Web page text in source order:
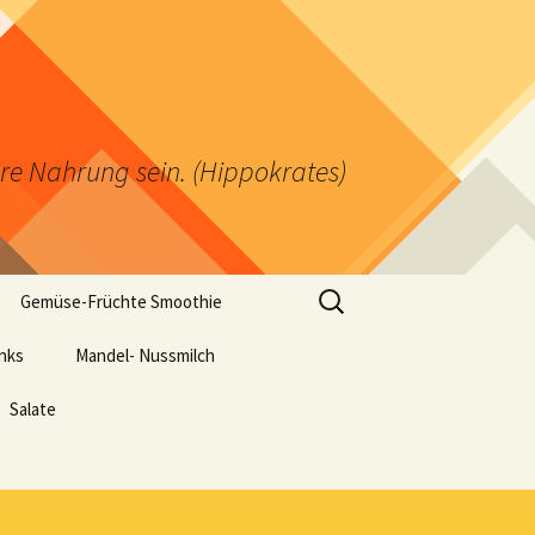
Nahrung sein. (Hippokrates)
Gemüse-Früchte Smoothie
Mandel- Nussmilch
Salate
Suchen
nach: